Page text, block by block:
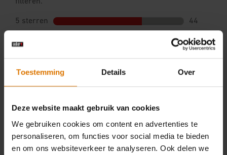
Toestemming Details Over
Deze website maakt gebruik van cookies
We gebruiken cookies om content en advertenties te
personaliseren, om functies voor social media te bieden
en om ons websiteverkeer te analyseren. Ook delen we